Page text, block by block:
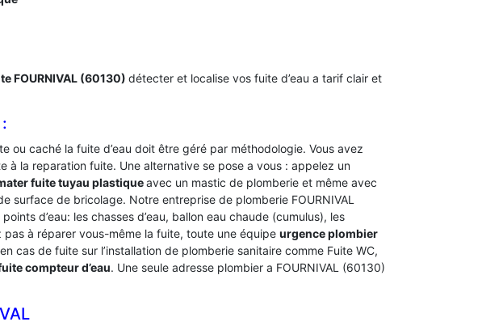
FOURNIVAL (60130) détecter et localise vos fuite d’eau a tarif clair et
ou caché la fuite d’eau doit être géré par méthodologie. Vous avez
à la reparation fuite. Une alternative se pose a vous : appelez un
fuite tuyau plastiqueavec un mastic de plomberie et même avec
surface de bricolage. Notre entreprise de plomberie FOURNIVAL
d’eau: les chasses d’eau, ballon eau chaude (cumulus), les
pas à réparer vous-même la fuite, toute une équipe urgence plombier
cas de fuite sur l’installation de plomberie sanitaire comme Fuite WC,
compteur d’eau. Une seule adresse plombier a FOURNIVAL (60130)